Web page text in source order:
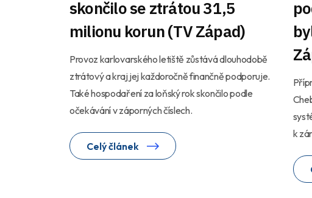
skončilo se ztrátou 31,5
milionu korun (TV Západ)
Provoz karlovarského letiště zůstává dlouhodobě
ztrátový a kraj jej každoročně finančně podporuje.
Také hospodaření za loňský rok skončilo podle
očekávání v záporných číslech.
Celý článek
k